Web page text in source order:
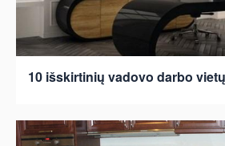
10 išskirtinių vadovo darbo vietų